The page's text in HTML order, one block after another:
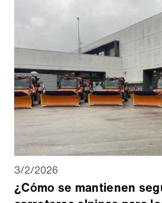
más a soluciones
exactamente donde entra en
serie Schmidt Stratos F con
esparcidor que puede montarse
transforma en un auténtico
único en el mercado.
3/2/2026
¿Cómo se mantienen